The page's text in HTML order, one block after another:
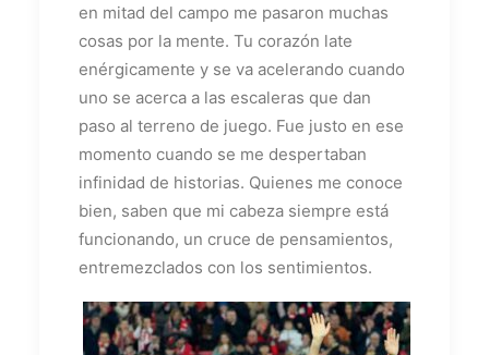
en mitad del campo me pasaron muchas
cosas por la mente. Tu corazón late
enérgicamente y se va acelerando cuando
uno se acerca a las escaleras que dan
paso al terreno de juego. Fue justo en ese
momento cuando se me despertaban
infinidad de historias. Quienes me conoce
bien, saben que mi cabeza siempre está
funcionando, un cruce de pensamientos,
entremezclados con los sentimientos.